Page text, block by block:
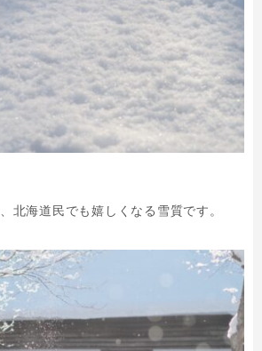
北海道民でも嬉しくなる雪質です。